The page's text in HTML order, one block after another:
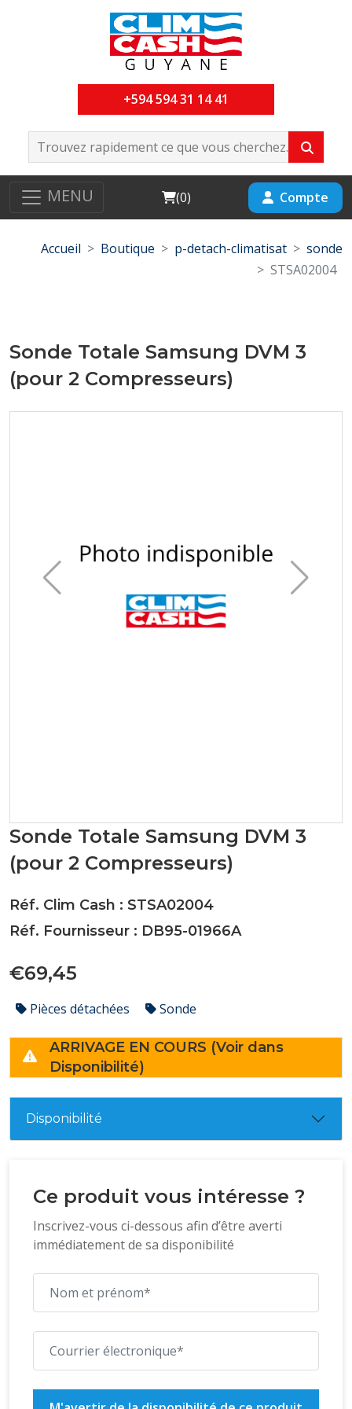
+594 594 31 14 41
MENU Cart
(0) Compte
Accueil Boutique p-detach-climatisat
sonde
STSA02004
Sonde Totale Samsung DVM 3
(pour 2 Compresseurs)
Sonde Totale Samsung DVM 3
(pour 2 Compresseurs)
Réf. Clim Cash : STSA02004
Réf. Fournisseur : DB95-01966A
€69,45
Pièces détachées Sonde
ARRIVAGE EN COURS (Voir dans
Disponibilité)
Disponibilité
Ce produit vous intéresse ?
Inscrivez-vous ci-dessous afin d’être averti
immédiatement de sa disponibilité